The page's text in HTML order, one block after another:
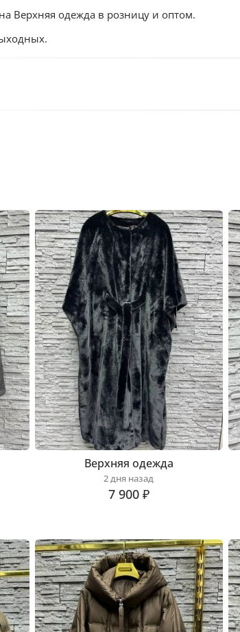
Верхняя одежда в розницу и оптом.
Верхняя одежда
2 дня назад
7 900 ₽